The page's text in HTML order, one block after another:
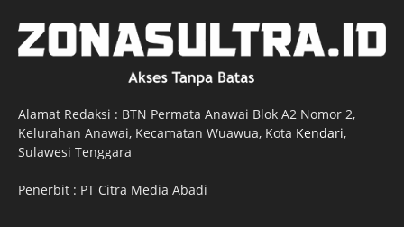
Alamat Redaksi : BTN Permata Anawai Blok A2 Nomor 2,
Kelurahan Anawai, Kecamatan Wuawua, Kota Kendari,
Sulawesi Tenggara
Penerbit : PT Citra Media Abadi